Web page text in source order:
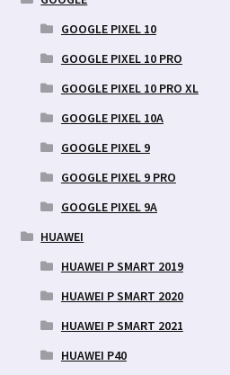
GOOGLE PIXEL 10
GOOGLE PIXEL 10 PRO
GOOGLE PIXEL 10 PRO XL
GOOGLE PIXEL 10A
GOOGLE PIXEL 9
GOOGLE PIXEL 9 PRO
GOOGLE PIXEL 9A
HUAWEI
HUAWEI P SMART 2019
HUAWEI P SMART 2020
HUAWEI P SMART 2021
HUAWEI P40